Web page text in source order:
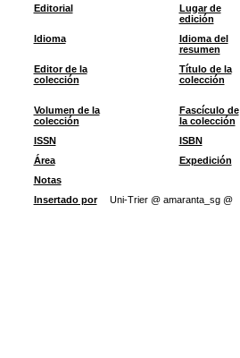
Editorial
Lugar de
edición
Idioma
Idioma del
resumen
Editor de la
colección
Título de la
colección
Volumen de la
colección
Fascículo de
la colección
ISSN
ISBN
Área
Expedición
Notas
Insertado por
Uni-Trier @ amaranta_sg @